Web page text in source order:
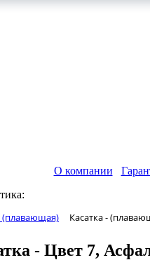
О компании
(плавающая) Касатка -
- Цвет 7,